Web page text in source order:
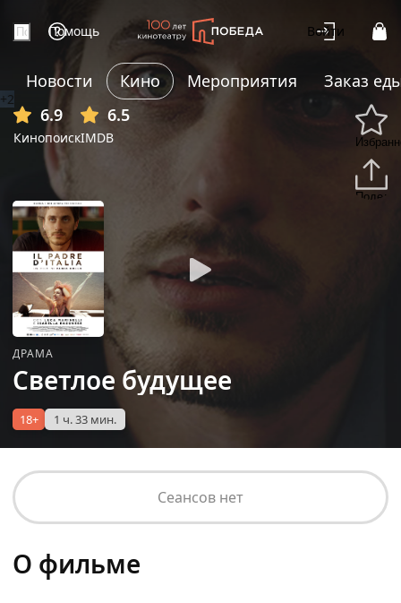
Помощь Войти
Новости Кино Мероприятия
Заказ
6.9
Кинопоиск
6.5
IMDB
+2
ДРАМА
Светлое будущее
18+ 1 ч. 33 мин.
Сеансов нет
О фильме